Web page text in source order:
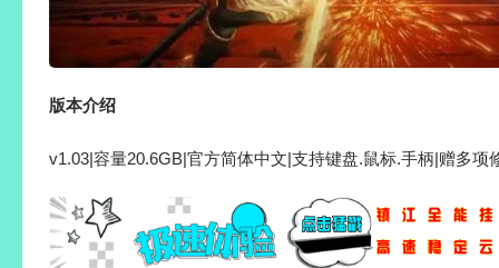
版本介绍
v1.03|容量20.6GB|官方简体中文|支持键盘.鼠标.手柄|赠多项